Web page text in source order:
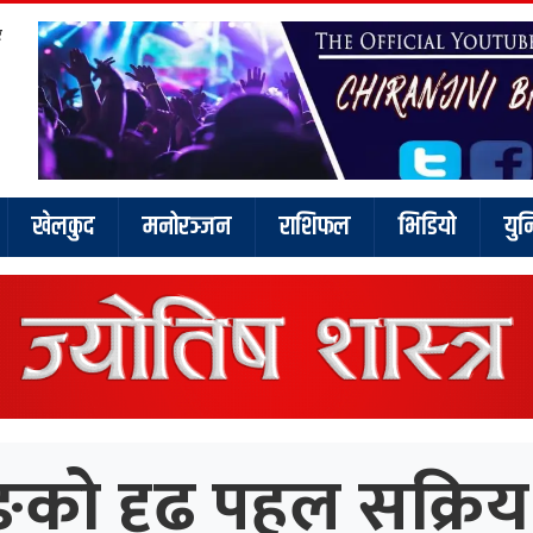
खेलकुद मनोरञ्जन राशिफल भिडियो
दृढ पहल